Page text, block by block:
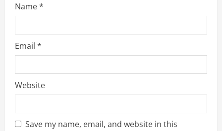
Name*
Email *
Website
Save my name, email, and website in this